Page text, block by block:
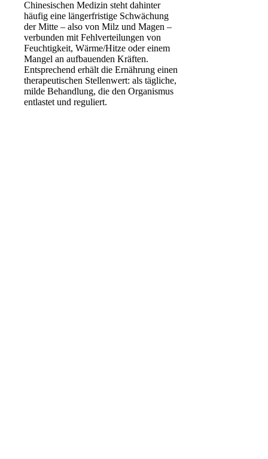
Chinesischen Medizin steht dahinter
häufig eine längerfristige Schwächung
der Mitte – also von Milz und Magen –
verbunden mit Fehlverteilungen von
Feuchtigkeit, Wärme/Hitze oder einem
Mangel an aufbauenden Kräften.
Entsprechend erhält die Ernährung einen
therapeutischen Stellenwert: als tägliche,
milde Behandlung, die den Organismus
entlastet und reguliert.